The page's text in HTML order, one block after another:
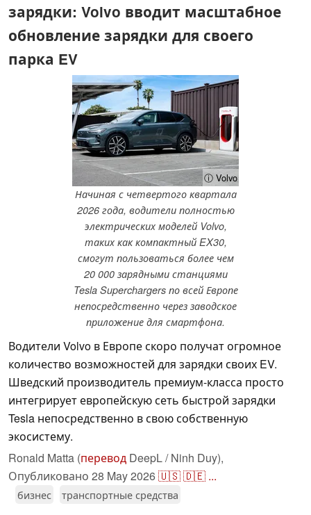
зарядки: Volvo вводит масштабное
обновление зарядки для своего
парка EV
ⓘ Volvo
Начиная с четвертого квартала
2026 года, водители полностью
электрических моделей Volvo,
таких как компактный EX30,
смогут пользоваться более чем
20 000 зарядными станциями
Tesla Superchargers по всей Европе
непосредственно через заводское
приложение для смартфона.
Водители Volvo в Европе скоро получат огромное
количество возможностей для зарядки своих EV.
Шведский производитель премиум-класса просто
интегрирует европейскую сеть быстрой зарядки
Tesla непосредственно в свою собственную
экосистему.
Ronald Matta (перевод DeepL / Ninh Duy),
Опубликовано 28 May 2026🇺🇸🇩🇪 ...
бизнес транспортные средства